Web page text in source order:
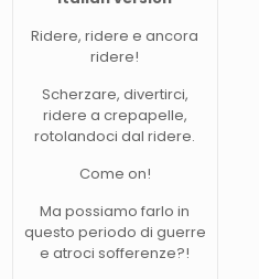
Ridere, ridere e ancora
ridere!
Scherzare, divertirci,
ridere a crepapelle,
rotolandoci dal ridere.
Come on!
Ma possiamo farlo in
questo periodo di guerre
e atroci sofferenze?!